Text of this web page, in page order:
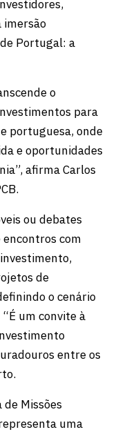
imersão
Portugal: a
o
para
portuguesa, onde
e oportunidades
afirma Carlos
ou debates
encontros com
de
o cenário
um convite à
entre os
Missões
uma